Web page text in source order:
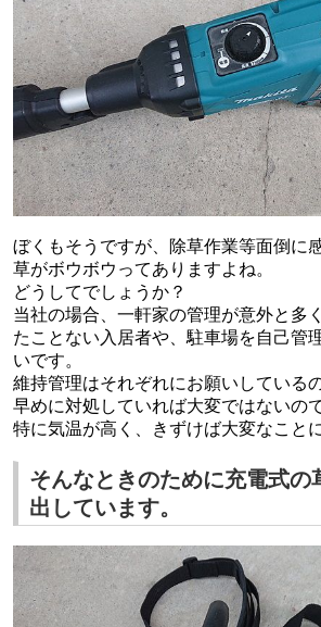
ぼくもそうですが、除草作業等面倒に
草がボウボウってありますよね。
どうしてでしょうか？
当社の場合、一軒家の管理が意外と多
たことない入居者や、駐車場を自己管
いです。
維持管理はそれぞれにお願いしている
早めに対処していれば大変ではないの
特に気温が高く、きずけば大変なこと
そんなときのために充電式の
出しています。